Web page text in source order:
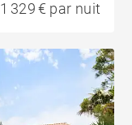
1 329 € par nuit